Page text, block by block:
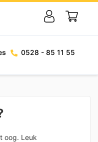
0528 - 85 11 55
oog. Leuk